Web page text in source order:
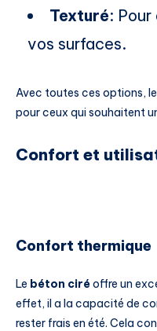
Texturé:
vos surfaces.
Avec toutes ces options,
pour ceux qui souhaitent
Confort et
Confort thermique
Le béton ciréoffre un
effet, il a la capacité de
rester frais en été. Cela